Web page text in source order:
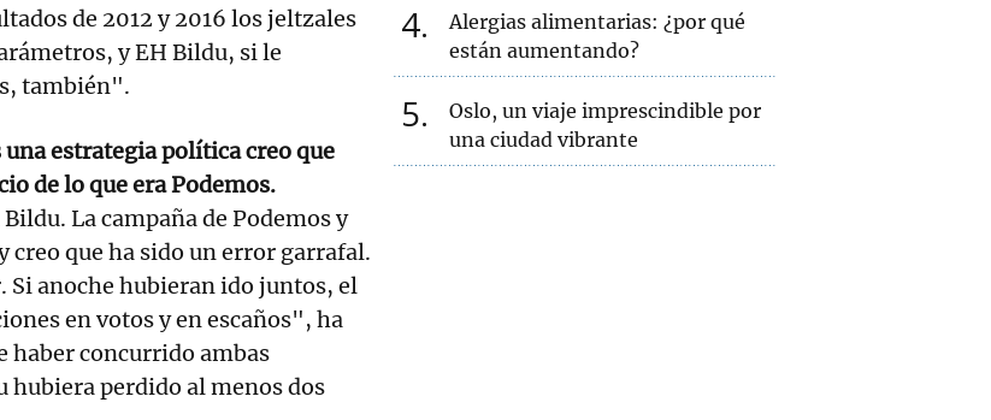
de 2012 y 2016 los jeltzales
y EH Bildu, si le
también".
estrategia política creo que
de lo que era Podemos.
La campaña de Podemos y
creo que ha sido un error garrafal.
Si anoche hubieran ido juntos, el
en votos y en escaños", ha
haber concurrido ambas
hubiera perdido al menos dos
4
Alergias alimentarias: ¿por qué
están aumentando?
5
Oslo, un viaje imprescindible por
una ciudad vibrante